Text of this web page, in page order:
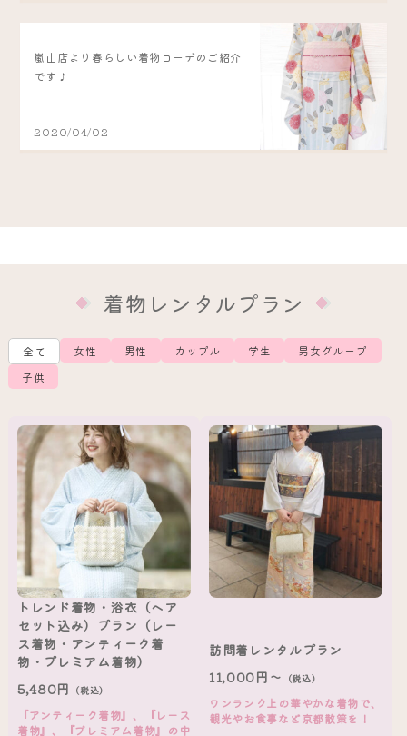
嵐山店より春らしい着物コーデのご紹介
です♪
2020/04/02
着物レンタルプラン
全て 女性 男性 カップル 学生
男女グループ
子供
トレンド着物・浴衣（ヘア
セット込み）プラン（レー
ス着物・アンティーク着
物・プレミアム着物）
5,480円 （税込）
『アンティーク着物』、『レース
着物』、『プレミアム着物』の中
訪問着レンタルプラン
11,000円～ （税込）
ワンランク上の華やかな着物で、
観光やお食事など京都散策を！